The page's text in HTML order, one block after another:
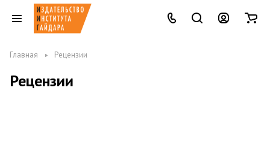
Главная Рецензии
Рецензии